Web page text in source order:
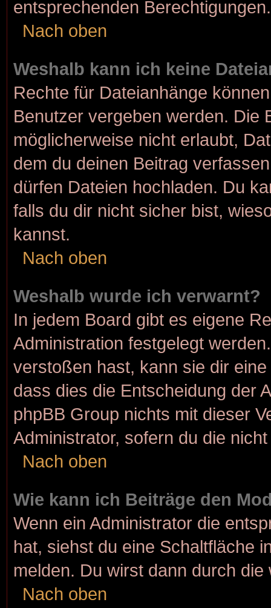
entsprechenden Berechtigungen.
Nach oben
Weshalb kann ich keine
Rechte für Dateianhänge
Benutzer vergeben werden. Die
möglicherweise nicht erlaubt,
dem du deinen Beitrag
dürfen Dateien hochladen. Du
falls du dir nicht sicher bist,
kannst.
Nach oben
Weshalb wurde ich verwarnt?
In jedem Board gibt es eigene
Administration festgelegt
verstoßen hast, kann sie dir
dass dies die Entscheidung der
phpBB Group nichts mit dieser
Administrator, sofern du die
Nach oben
Wie kann ich Beiträge den
Wenn ein Administrator die
hat, siehst du eine Schaltfläche
melden. Du wirst dann durch
Nach oben